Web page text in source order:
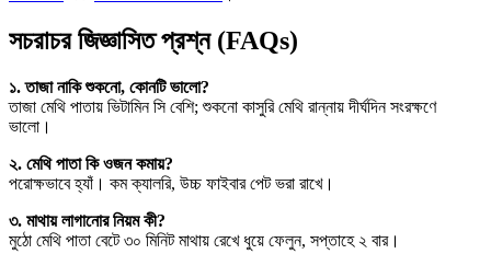
সচরাচর জিজ্ঞাসিত প্রশ্ন (FAQs)
১. তাজা নাকি শুকনো, কোনটি ভালো?
তাজা মেথি পাতায় ভিটামিন সি বেশি; শুকনো কাসুরি মেথি রান্নায় দীর্ঘদিন সংরক্ষণে
ভালো।
২. মেথি পাতা কি ওজন কমায়?
পরোক্ষভাবে হ্যাঁ। কম ক্যালরি, উচ্চ ফাইবার পেট ভরা রাখে।
৩. মাথায় লাগানোর নিয়ম কী?
মুঠো মেথি পাতা বেটে ৩০ মিনিট মাথায় রেখে ধুয়ে ফেলুন, সপ্তাহে ২ বার।